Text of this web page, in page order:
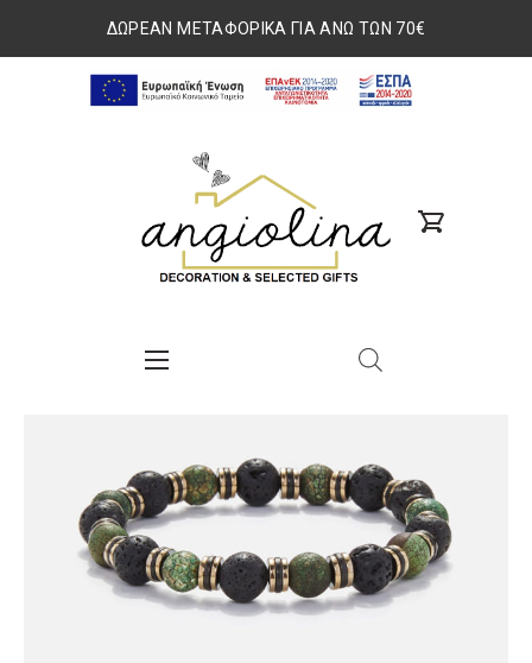
ΕΣΠΑ
2020
www.angiolina.gr
Nav
search
ΔΩΡΕΑΝ ΜΕΤΑΦΟΡΙΚΑ ΓΙΑ ΑΝΩ ΤΩΝ 70€